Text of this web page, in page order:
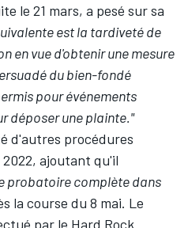
le 21 mars, a pesé sur sa
est la tardiveté de
en vue d'obtenir une mesure
du bien-fondé
pour événements
déposer une plainte."
d'autres procédures
ajoutant qu'il
probatoire complète dans
la course du 8 mai. Le
par le Hard Rock